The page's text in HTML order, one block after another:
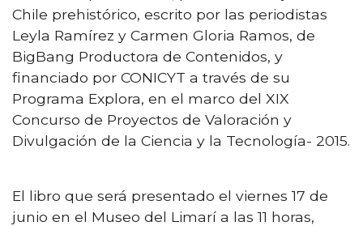
Chile prehistórico, escrito por las periodistas
Leyla Ramírez y Carmen Gloria Ramos, de
BigBang Productora de Contenidos, y
financiado por CONICYT a través de su
Programa Explora, en el marco del XIX
Concurso de Proyectos de Valoración y
Divulgación de la Ciencia y la Tecnología- 2015.
El libro que será presentado el viernes 17 de
junio en el Museo del Limarí a las 11 horas,